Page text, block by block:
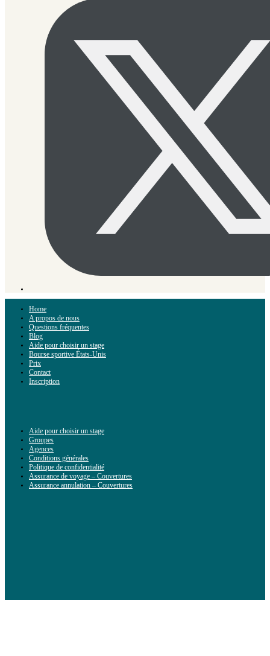
Home
A propos de nous
Questions fréquentes
Blog
Aide pour choisir un stage
Bourse sportive États-Unis
Prix
Contact
Inscription
Aide pour choisir un stage
Groupes
Agences
Conditions générales
Politique de confidentialité
Assurance de voyage – Couvertures
Assurance annulation – Couvertures